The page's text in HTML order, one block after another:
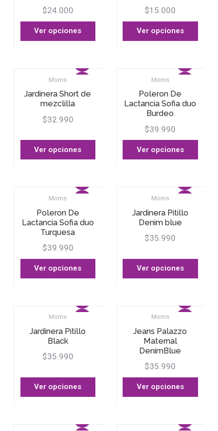
$24.000
Ver opciones
$15.000
Ver opciones
Moms
Jardinera Short de
mezclilla
$32.990
Ver opciones
Moms
Poleron De
Lactancia Sofia duo
Burdeo
$39.990
Ver opciones
Moms
Poleron De
Lactancia Sofia duo
Turquesa
$39.990
Ver opciones
Moms
Jardinera Pitillo
Denim blue
$35.990
Ver opciones
Moms
Jardinera Pitillo
Black
$35.990
Ver opciones
Moms
Jeans Palazzo
Maternal
DenimBlue
$35.990
Ver opciones